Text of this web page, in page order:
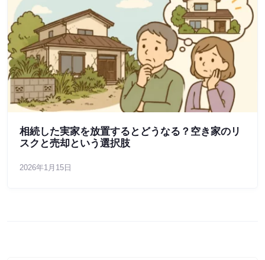
相続した実家を放置するとどうなる？空き家のリ
スクと売却という選択肢
2026年1月15日